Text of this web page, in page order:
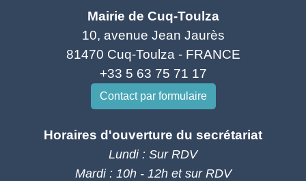
Mairie de Cuq-Toulza
10, avenue Jean Jaurès
81470 Cuq-Toulza - FRANCE
+33 5 63 75 71 17
Contact par formulaire
Horaires d'ouverture du secrétariat
Lundi : Sur RDV
Mardi : 10h - 12h et sur RDV